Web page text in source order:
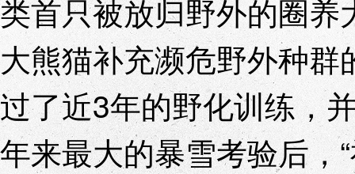
类首只被放归野外的圈
大熊猫补充濒危野外种
过了近3年的野化训练，
年来最大的暴雪考验后，